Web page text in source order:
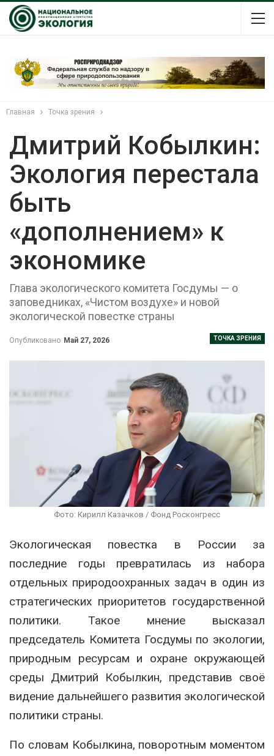
Главная Точка зрения
Дмитрий Кобылкин:
Экология перестала
быть
«дополнением» к
экономике
Глава экологического комитета Госдумы — о
заповедниках, «Чистом воздухе» и новой
экологической повестке страны
ТОЧКА ЗРЕНИЯ
Опубликовано Май 27, 2026
Фото: Кирилл Казачков / Фонд Росконгресс
Экологическая повестка в России за
последние годы превратилась из набора
отдельных природоохранных задач в один из
стратегических приоритетов государственной
политики. Такое мнение высказал
председатель Комитета Госдумы по экологии,
природным ресурсам и охране окружающей
среды Дмитрий Кобылкин, представив своё
видение дальнейшего развития экологической
политики страны.
По словам Кобылкина, поворотным моментом